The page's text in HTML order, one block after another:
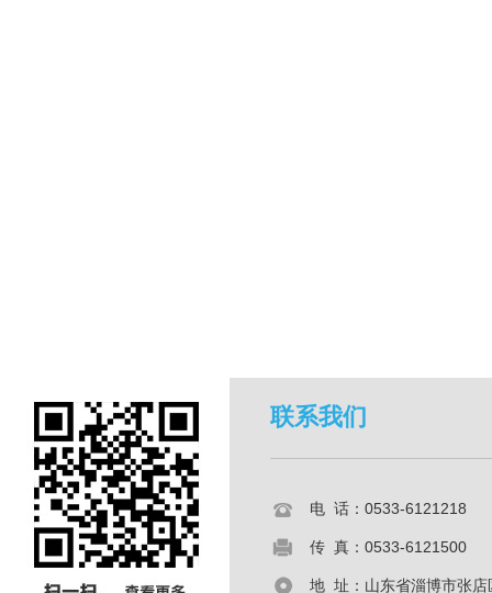
联系我们
电 话：0533-6121218
传 真：0533-6121500
地 址：山东省淄博市张